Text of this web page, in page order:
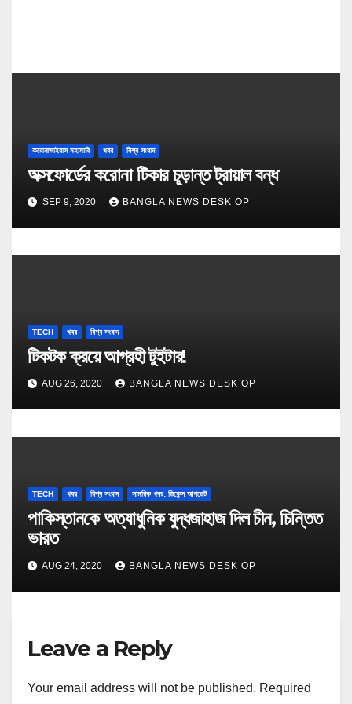
করোনাভাইরাস মহামারি খবর বিশ্ব সংবাদ
অক্সফোর্ডের করোনা টিকার চূড়ান্ত ট্রায়াল বন্ধ
SEP 9, 2020 BANGLA NEWS DESK OP
TECH খবর বিশ্ব সংবাদ
টিকটক ক্র‍য়ে আগ্রহী টুইটার!
AUG 26, 2020 BANGLA NEWS DESK OP
TECH খবর বিশ্ব সংবাদ সামরিক খবর: ডিফেন্স আপডেট
পাকিস্তানকে অত্যাধুনিক যুদ্ধজাহাজ দিল চীন, চিন্তিত
ভারত
AUG 24, 2020 BANGLA NEWS DESK OP
Leave a Reply
Your email address will not be published. Required